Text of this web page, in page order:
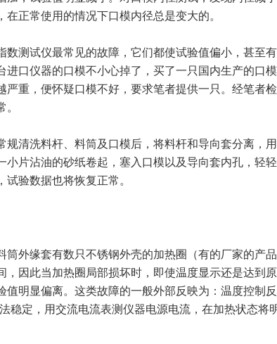
正常使用的情况下口模内径总是变大的。
数测试仪最常见的故障，它们都使试验值偏小，甚至
进口仪器的口模不小心掉了，买了一只国内生产的口
严重，便怀疑口模不好，要求笔者提供一只。经笔者
规清洗料杆、料筒及口模后，将料杆和导向套分离，
小片沾油的砂纸卷起，塞入口模以及导向套内孔，轻
验数据也将恢复正常。
筒外缘套有数只不锈钢外壳的加热圈（有的厂家的产
，因此当加热圈局部损坏时，即使温度显示还是达到
值明显偏离。这类故障的一般外部反映为：温度控制
稳定，用交流电流表测仪器电源电流，在加热状态将